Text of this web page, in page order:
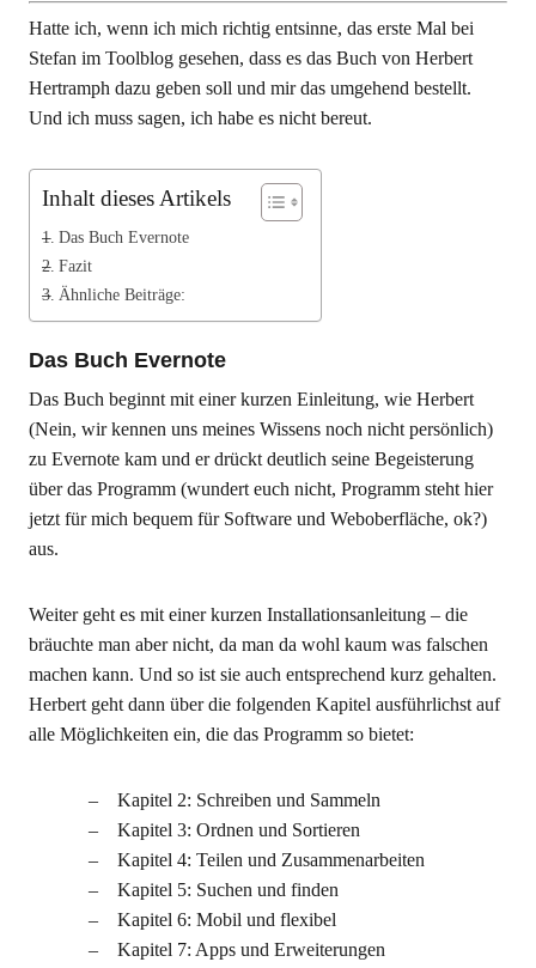
Hatte ich, wenn ich mich richtig entsinne, das erste Mal bei
Stefan im Toolblog gesehen, dass es das Buch von Herbert
Hertramph dazu geben soll und mir das umgehend bestellt.
Und ich muss sagen, ich habe es nicht bereut.
Inhalt dieses Artikels
Das Buch Evernote
Fazit
Ähnliche Beiträge:
Das Buch Evernote
Das Buch beginnt mit einer kurzen Einleitung, wie Herbert
(Nein, wir kennen uns meines Wissens noch nicht persönlich)
zu Evernote kam und er drückt deutlich seine Begeisterung
über das Programm (wundert euch nicht, Programm steht hier
jetzt für mich bequem für Software und Weboberfläche, ok?)
aus.
Weiter geht es mit einer kurzen Installationsanleitung – die
bräuchte man aber nicht, da man da wohl kaum was falschen
machen kann. Und so ist sie auch entsprechend kurz gehalten.
Herbert geht dann über die folgenden Kapitel ausführlichst auf
alle Möglichkeiten ein, die das Programm so bietet:
Kapitel 2: Schreiben und Sammeln
Kapitel 3: Ordnen und Sortieren
Kapitel 4: Teilen und Zusammenarbeiten
Kapitel 5: Suchen und finden
Kapitel 6: Mobil und flexibel
Kapitel 7: Apps und Erweiterungen